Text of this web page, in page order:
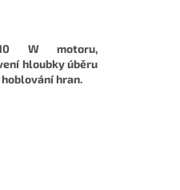
W motoru,
hloubky úběru
hran.